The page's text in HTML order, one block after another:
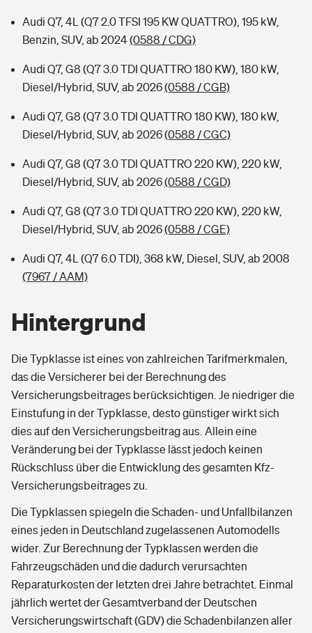
Audi Q7, 4L (Q7 2.0 TFSI 195 KW QUATTRO), 195 kW,
Benzin, SUV, ab 2024(0588 / CDG)
Audi Q7, G8 (Q7 3.0 TDI QUATTRO 180 KW), 180 kW,
Diesel/Hybrid, SUV, ab 2026(0588 / CGB)
Audi Q7, G8 (Q7 3.0 TDI QUATTRO 180 KW), 180 kW,
Diesel/Hybrid, SUV, ab 2026(0588 / CGC)
Audi Q7, G8 (Q7 3.0 TDI QUATTRO 220 KW), 220 kW,
Diesel/Hybrid, SUV, ab 2026(0588 / CGD)
Audi Q7, G8 (Q7 3.0 TDI QUATTRO 220 KW), 220 kW,
Diesel/Hybrid, SUV, ab 2026(0588 / CGE)
Audi Q7, 4L (Q7 6.0 TDI), 368 kW, Diesel, SUV, ab 2008
(7967 / AAM)
Hintergrund
Die Typklasse ist eines von zahlreichen Tarifmerkmalen,
das die Versicherer bei der Berechnung des
Versicherungsbeitrages berücksichtigen. Je niedriger die
Einstufung in der Typklasse, desto günstiger wirkt sich
dies auf den Versicherungsbeitrag aus. Allein eine
Veränderung bei der Typklasse lässt jedoch keinen
Rückschluss über die Entwicklung des gesamten Kfz-
Versicherungsbeitrages zu.
Die Typklassen spiegeln die Schaden- und Unfallbilanzen
eines jeden in Deutschland zugelassenen Automodells
wider. Zur Berechnung der Typklassen werden die
Fahrzeugschäden und die dadurch verursachten
Reparaturkosten der letzten drei Jahre betrachtet. Einmal
jährlich wertet der Gesamtverband der Deutschen
Versicherungswirtschaft (GDV) die Schadenbilanzen aller